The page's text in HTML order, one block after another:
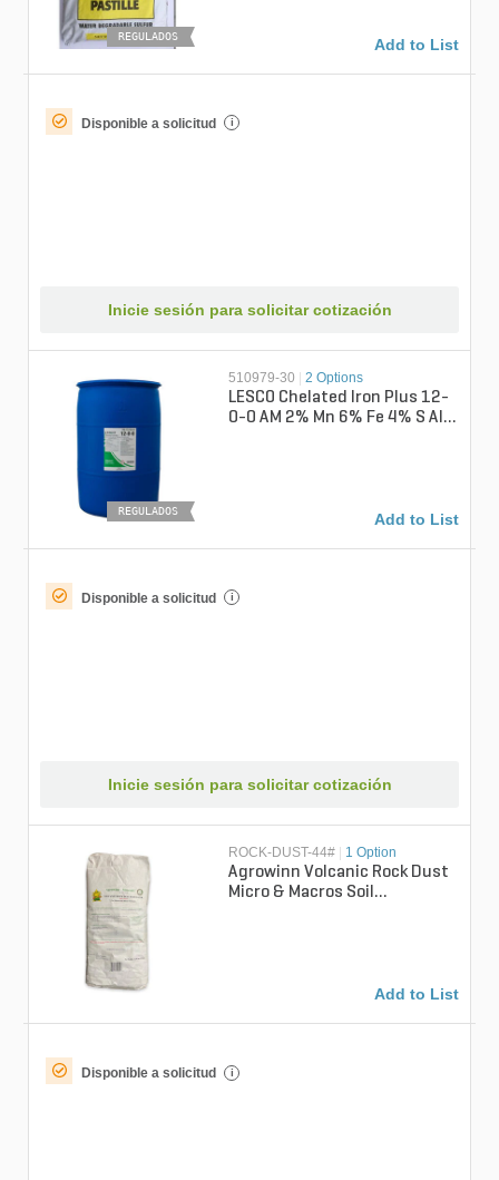
REGULADOS Add to List
Disponible a solicitud i
Inicie sesión para solicitar cotización
REGULADOS
510979-30 2 Options
LESCO Chelated Iron Plus 12-
0-0 AM 2% Mn 6% Fe 4% S All
Add to List
Disponible a solicitud i
Inicie sesión para solicitar cotización
ROCK-DUST-44# 1 Option
Agrowinn Volcanic Rock Dust
Micro & Macros Soil
Add to List
Disponible a solicitud i